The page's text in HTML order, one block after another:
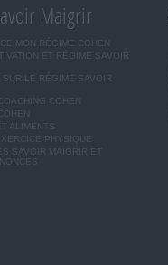
Maigrir
MON RÉGIME COHEN
ET RÉGIME SAVOIR
SUR LE RÉGIME SAVOIR
COHEN
ALIMENTS
PHYSIQUE
SAVOIR MAIGRIR ET